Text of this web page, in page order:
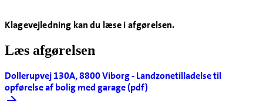
Klagevejledning kan du læse i afgørelsen.
Læs afgørelsen
Dollerupvej 130A, 8800 Viborg - Landzonetilladelse til
opførelse af bolig med garage (pdf)